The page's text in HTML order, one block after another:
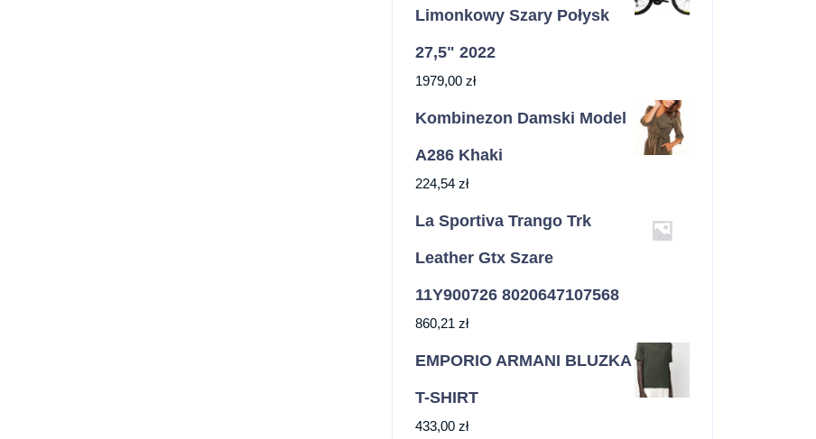
Limonkowy Szary Połysk
27,5" 2022
1979,00 zł
Kombinezon Damski Model
A286 Khaki
224,54 zł
La Sportiva Trango Trk
Leather Gtx Szare
11Y900726 8020647107568
860,21 zł
EMPORIO ARMANI BLUZKA
T-SHIRT
433,00 zł